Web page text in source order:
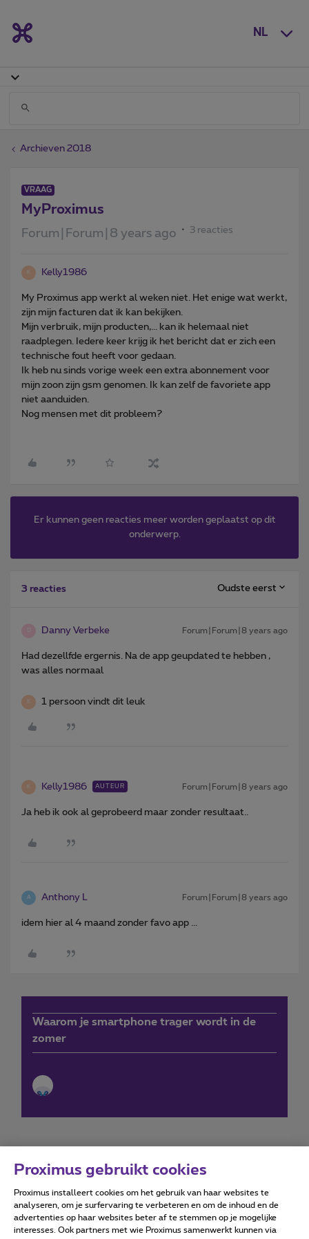
NL
Archieven 2018
VRAAG
MyProximus
Forum|Forum|8 years ago 3 reacties
K Kelly1986
My Proximus app werkt al weken niet. Het enige wat werkt,
zijn mijn facturen dat ik kan bekijken.
Mijn verbruik, mijn producten,... kan ik helemaal niet
raadplegen. Iedere keer krijg ik het bericht dat er zich een
technische fout heeft voor gedaan.
Ik heb nu sinds vorige week een extra abonnement voor
mijn zoon zijn gsm genomen. Ik kan zelf de favoriete app
niet aanduiden.
Nog mensen met dit probleem?
Er kunnen geen reacties meer worden geplaatst op dit
onderwerp.
3 reacties Oudste eerst
Danny Verbeke Forum|Forum|8 years ago
Had dezellfde ergernis. Na de app geupdated te hebben ,
was alles normaal
K 1 persoon vindt dit leuk
K Kelly1986 AUTEUR Forum|Forum|8 years ago
Ja heb ik ook al geprobeerd maar zonder resultaat..
A Anthony L Forum|Forum|8 years ago
idem hier al 4 maand zonder favo app ...
Waarom je smartphone trager wordt in de
zomer
Forumvoorwaarden Accessibility statement
Proximus gebruikt cookies
Proximus installeert cookies om het gebruik van haar websites te
analyseren, om je surfervaring te verbeteren en om de inhoud en de
advertenties op haar websites beter af te stemmen op je mogelijke
interesses. Ook partners met wie Proximus samenwerkt kunnen via